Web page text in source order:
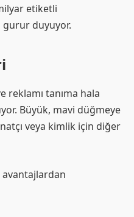
etiketli
gurur duyuyor.
reklamı tanıma hala
Büyük, mavi düğmeye
veya kimlik için diğer
avantajlardan